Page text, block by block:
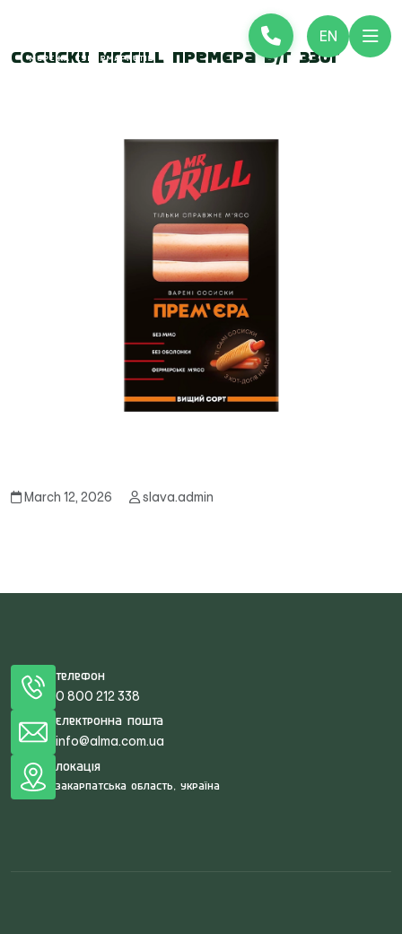
EN
Сосиски MrGrill Премєра в/г 330г
March 12, 2026 slava.admin
Телефон
0 800 212 338
Електронна пошта
info@alma.com.ua
Локація
Закарпатська область, Україна